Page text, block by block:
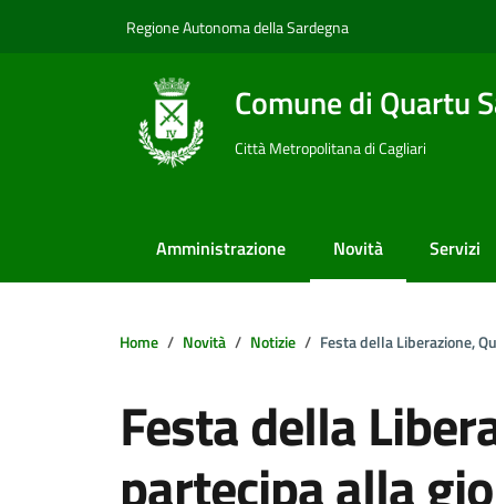
Regione Autonoma della Sardegna
Comune di Quartu
Città Metropolitana di Cagliari
Amministrazione Novità Servizi
Home Novità Notizie Festa della Liberazione,
Festa della